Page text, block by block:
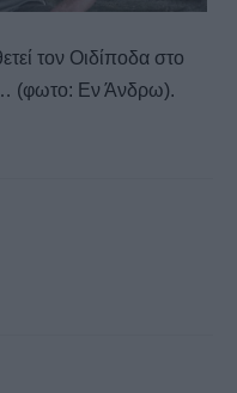
τον Οιδίποδα στο
(φωτο: Εν Άνδρω).